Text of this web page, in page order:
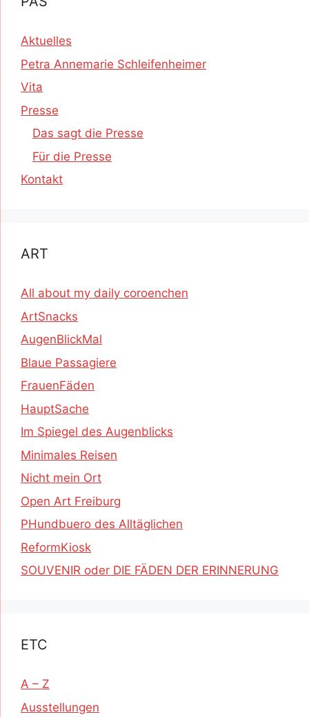
Aktuelles
Petra Annemarie Schleifenheimer
Vita
Presse
Das sagt die Presse
Für die Presse
Kontakt
ART
All about my daily coroenchen
ArtSnacks
AugenBlickMal
Blaue Passagiere
FrauenFäden
HauptSache
Im Spiegel des Augenblicks
Minimales Reisen
Nicht mein Ort
Open Art Freiburg
PHundbuero des Alltäglichen
ReformKiosk
SOUVENIR oder DIE FÄDEN DER ERINNERUNG
ETC
A – Z
Ausstellungen